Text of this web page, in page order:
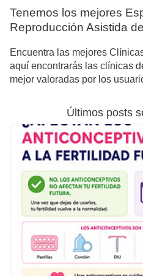
Tenemos los mejores
Reproducción Asistida
Encuentra las mejores
aquí encontrarás las clínicas
mejor valoradas por los
Últimos posts